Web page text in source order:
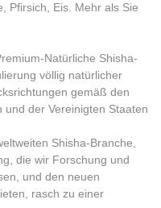
Pfirsich, Eis. Mehr als Sie
Natürliche Shisha-
völlig natürlicher
gemäß den
der Vereinigten Staaten
Shisha-Branche,
die wir Forschung und
und den neuen
rasch zu einer